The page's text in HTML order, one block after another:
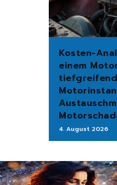
Kosten-
einem
4. August 2026